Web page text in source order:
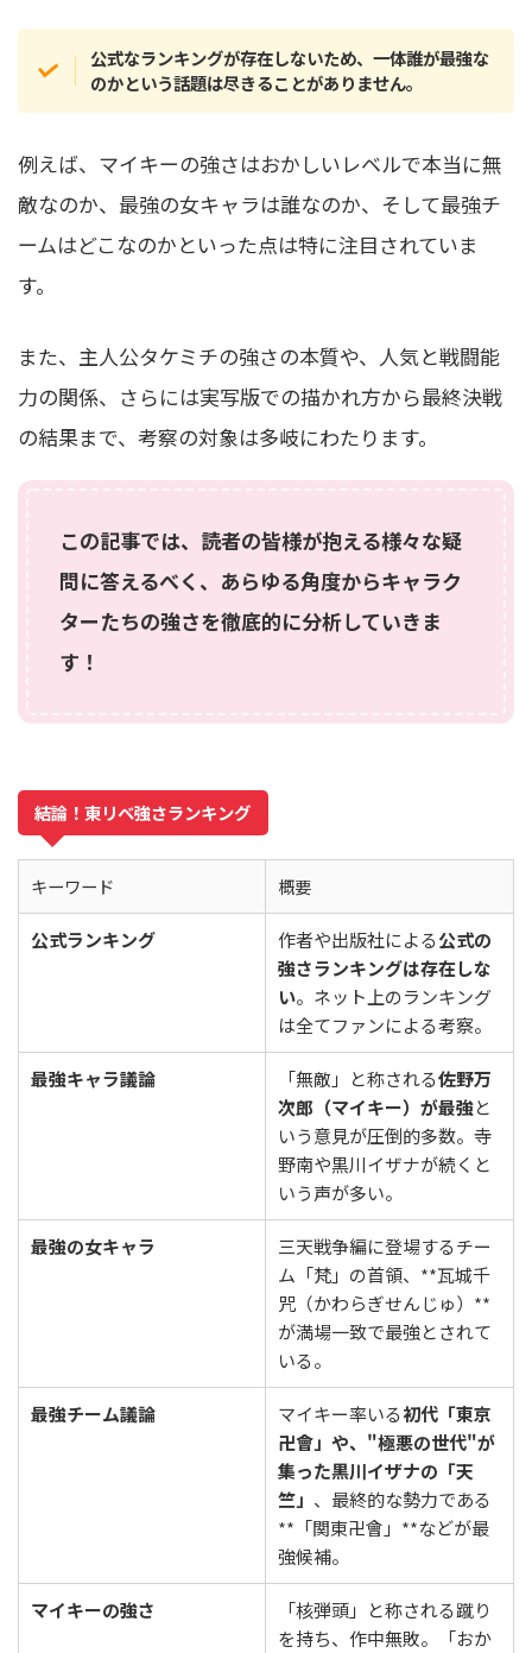
公式なランキングが存在しないため、一体誰が最強な
のかという話題は尽きることがありません。
例えば、マイキーの強さはおかしいレベルで本当に無
敵なのか、最強の女キャラは誰なのか、そして最強チ
ームはどこなのかといった点は特に注目されていま
す。
また、主人公タケミチの強さの本質や、人気と戦闘能
力の関係、さらには実写版での描かれ方から最終決戦
の結果まで、考察の対象は多岐にわたります。
この記事では、読者の皆様が抱える様々な疑
問に答えるべく、あらゆる角度からキャラク
ターたちの強さを徹底的に分析していきま
す！
結論！東リベ強さランキング
キーワード 概要
公式ランキング 作者や出版社による公式の
強さランキングは存在しな
い。ネット上のランキング
は全てファンによる考察。
最強キャラ議論 「無敵」と称される佐野万
次郎（マイキー）が最強と
いう意見が圧倒的多数。寺
野南や黒川イザナが続くと
いう声が多い。
最強の女キャラ
三天戦争編に登場するチー
ム「梵」の首領、**瓦城千
咒（かわらぎせんじゅ）**
が満場一致で最強とされて
いる。
最強チーム議論 マイキー率いる初代「東京
卍會」や、"極悪の世代"が
集った黒川イザナの「天
竺」 、最終的な勢力である
**「関東卍會」**などが最
強候補。
マイキーの強さ
「核弾頭」と称される蹴り
を持ち、作中無敗。「おか